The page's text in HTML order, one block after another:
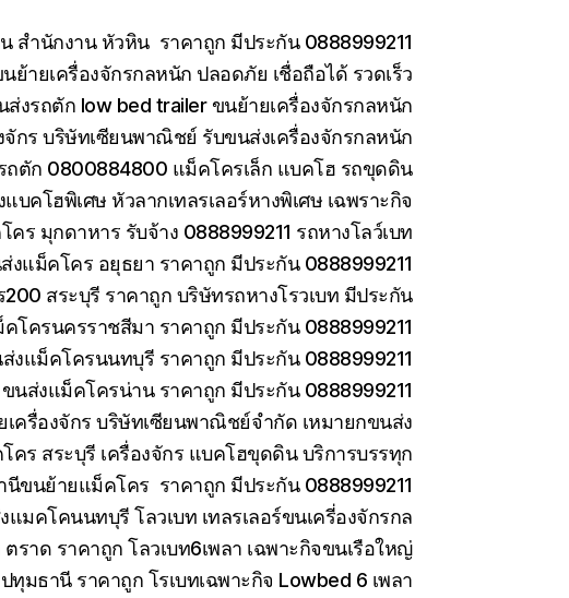
สำนักงาน หัวหิน ราคาถูก มีประกัน 0888999211
ย้ายเครื่องจักรกลหนัก ปลอดภัย เชื่อถือได้ รวดเร็ว
ส่งรถตัก low bed trailer ขนย้ายเครื่องจักรกลหนัก
จักร บริษัทเซียนพาณิชย์ รับขนส่งเครื่องจักรกลหนัก
ถตัก 0800884800 แม็คโครเล็ก แบคโฮ รถขุดดิน
บคโฮพิเศษ หัวลากเทลรเลอร์หางพิเศษ เฉพราะกิจ
คร มุกดาหาร รับจ้าง 0888999211 รถหางโลว์เบท
งแม็คโคร อยุธยา ราคาถูก มีประกัน 0888999211
สระบุรี ราคาถูก บริษัทรถหางโรวเบท มีประกัน
โครนครราชสีมา ราคาถูก มีประกัน 0888999211
งแม็คโครนนทบุรี ราคาถูก มีประกัน 0888999211
ขนส่งแม็คโครน่าน ราคาถูก มีประกัน 0888999211
ครื่องจักร บริษัทเซียนพาณิชย์จำกัด เหมายกขนส่ง
คร สระบุรี เครื่องจักร แบคโฮขุดดิน บริการบรรทุก
นีขนย้ายแม็คโคร ราคาถูก มีประกัน 0888999211
แมคโคนนทบุรี โลวเบท เทลรเลอร์ขนเครี่องจักรกล
ราด ราคาถูก โลวเบท6เพลา เฉพาะกิจขนเรือใหญ่
ทุมธานี ราคาถูก โรเบทเฉพาะกิจ Lowbed 6 เพลา